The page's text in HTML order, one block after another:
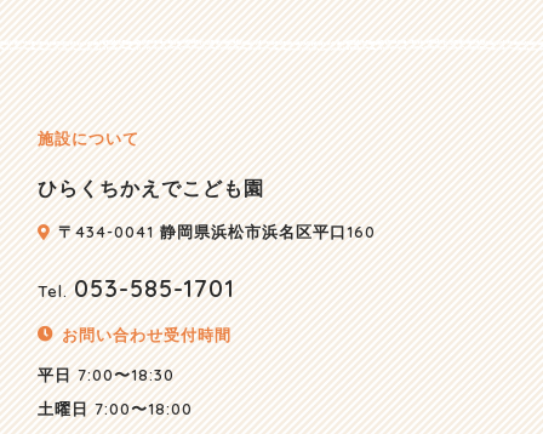
施設について
ひらくちかえでこども園
〒434-0041 静岡県浜松市浜名区平口160
Tel. 053-585-1701
お問い合わせ受付時間
平日 7:00〜18:30
土曜日 7:00〜18:00